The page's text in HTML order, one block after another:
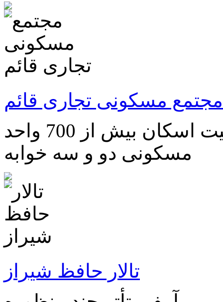
مجتمع مسکونی تجاری قائم
مجتمع مسکونی با ظرفیت اسکان بیش از 700 واحد
مسکونی دو و سه خوابه
تالار حافظ شیراز